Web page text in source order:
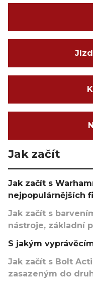
Jak začít
Jak začít s
nejpopulárnějších
Jak začít s
nástroje, základní
S jakým
Jak začít s Bolt
zasazeným do